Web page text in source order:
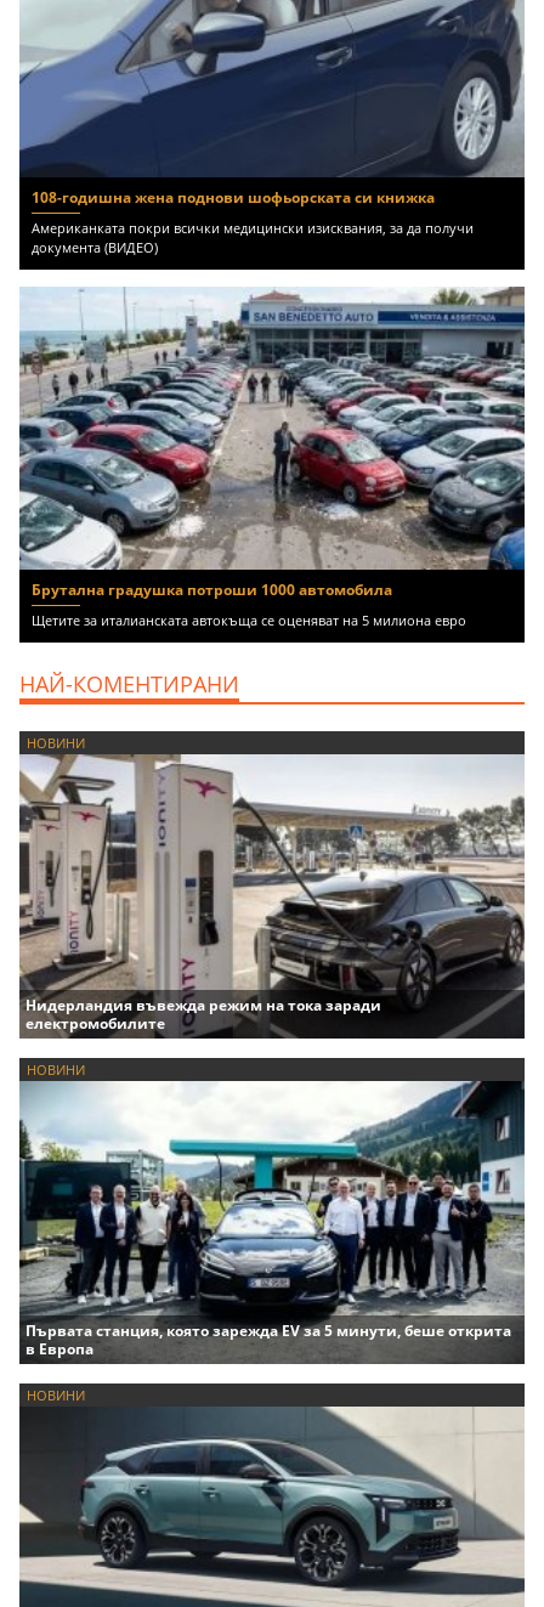
108-годишна жена поднови шофьорската си книжка
Американката покри всички медицински изисквания, за да получи
документа (ВИДЕО)
Брутална градушка потроши 1000 автомобила
Щетите за италианската автокъща се оценяват на 5 милиона евро
НАЙ-КОМЕНТИРАНИ
НОВИНИ
Нидерландия въвежда режим на тока заради
електромобилите
НОВИНИ
Първата станция, която зарежда EV за 5 минути, беше открита
в Европа
НОВИНИ